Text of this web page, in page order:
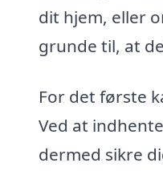
dit hjem, eller
grunde til, at
For det første
Ved at
dermed sikre